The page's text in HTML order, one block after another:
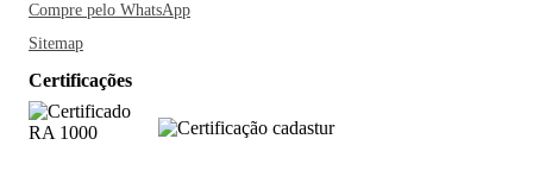
Compre pelo WhatsApp
Sitemap
Certificações